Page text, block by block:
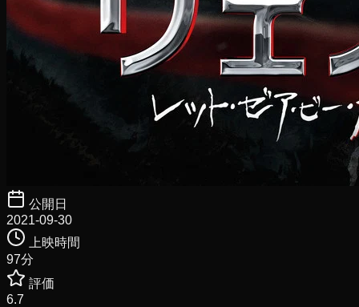
公開日
2021-09-30
上映時間
97分
評価
6.7